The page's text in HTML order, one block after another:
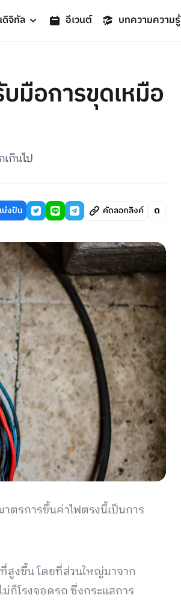
ดิจิทัล อีเวนต์ บทความความรู้
มือการขุดเหมือ
กินไป
บ่งปัน คัดลอกลิงค์
ตรการขึ้นค่าไฟตรงนี้เป็นการ
สูงขึ้น โดยที่ส่วนใหญ่มาจาก
ก็โรงจอดรถ ซึ่งกระแสการ